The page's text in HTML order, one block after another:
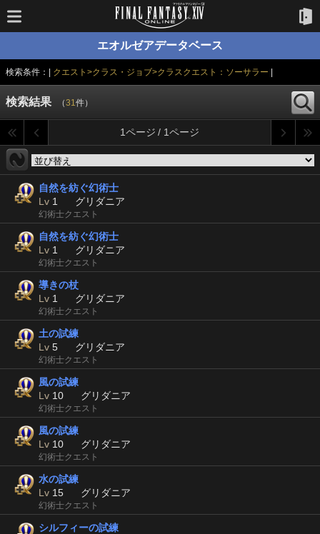
エオルゼアデータベース
検索条件：| クエスト>クラス・ジョブ>クラスクエスト：ソーサラー
検索結果 （31件）
1ページ / 1ページ
自然を紡ぐ幻術士
Lv 1 グリダニア
幻術士クエスト
自然を紡ぐ幻術士
Lv 1 グリダニア
幻術士クエスト
導きの杖
Lv 1 グリダニア
幻術士クエスト
土の試練
Lv 5 グリダニア
幻術士クエスト
風の試練
Lv 10 グリダニア
幻術士クエスト
風の試練
Lv 10 グリダニア
幻術士クエスト
水の試練
Lv 15 グリダニア
幻術士クエスト
シルフィーの試練